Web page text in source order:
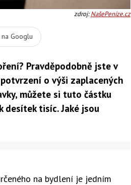
zdroj:NašePeníze.cz
Googlu
Pravděpodobně jste v
o výši zaplacených
můžete si tuto částku
tisíc. Jaké jsou
na bydlení je jedním